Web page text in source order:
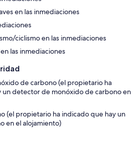
en las inmediaciones
ciclismo en las inmediaciones
las inmediaciones
de carbono (el propietario ha
un detector de monóxido de carbono en
(el propietario ha indicado que hay un
en el alojamiento)